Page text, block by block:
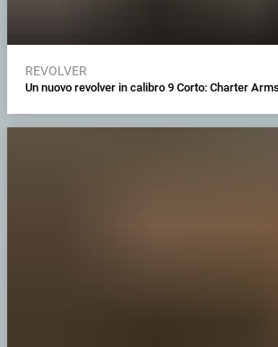
REVOLVER
Un nuovo revolver in calibro 9 Corto: Charter